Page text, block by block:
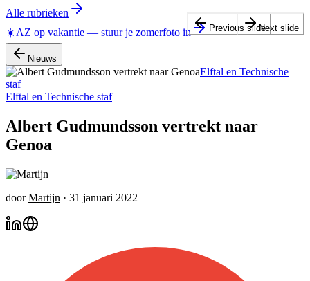
Alle rubrieken
☀️AZ op vakantie — stuur je zomerfoto in
Nieuws
Elftal en Technische
staf
Elftal en Technische staf
Albert Gudmundsson vertrekt naar
Genoa
door Martijn · 31 januari 2022
Previous slideNext slide